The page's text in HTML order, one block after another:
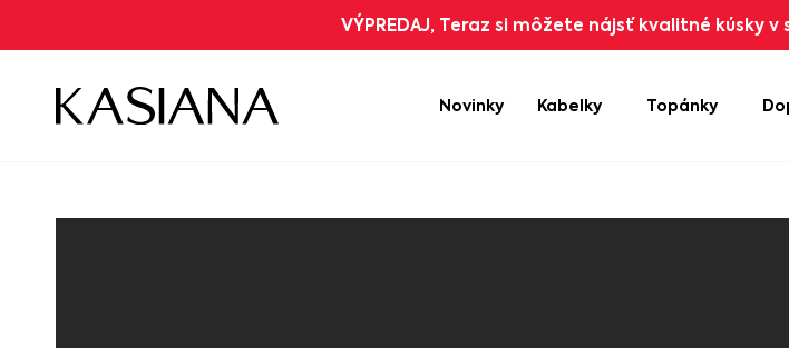
VÝPREDAJ, Teraz si môžete nájsť kvalitné kúsky
Novinky Kabelky Topánky